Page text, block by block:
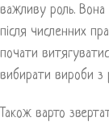
важливу роль. Вона
після численних
почати
вибирати вироби з
Також варто